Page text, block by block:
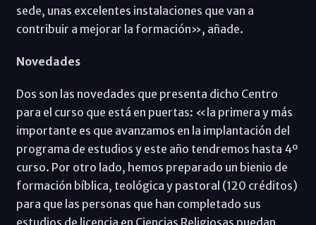
sede, unas excelentes instalaciones que van a
contribuir a mejorar la formación», añade.
Novedades
Dos son las novedades que presenta dicho Centro
para el curso que está en puertas: «la primera y más
importante es que avanzamos en la implantación del
programa de estudios y este año tendremos hasta 4º
curso. Por otro lado, hemos preparado un bienio de
formación bíblica, teológica y pastoral (120 créditos)
para que las personas que han completado sus
estudios de licencia en Ciencias Religiosas puedan